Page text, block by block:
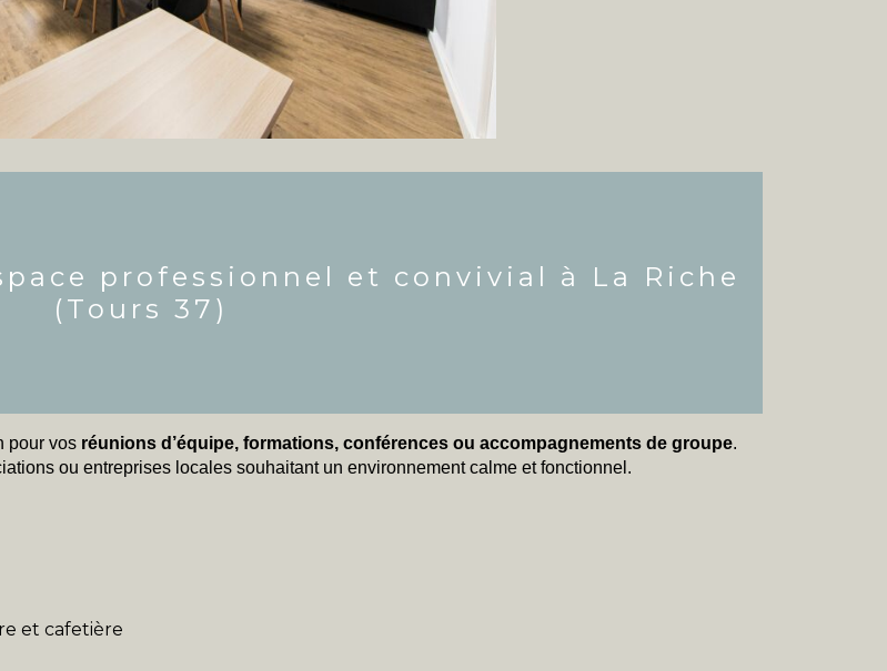
professionnel et convivial à La Riche
(Tours 37)
pour vos réunions d’équipe, formations, conférences ou accompagnements de groupe.
ou entreprises locales souhaitant un environnement calme et fonctionnel.
et cafetière